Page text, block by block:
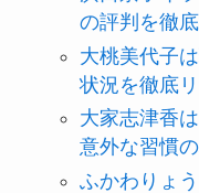
の評判を徹底
大桃美代子
状況を徹底リ
大家志津香
意外な習慣
ふかわりょ